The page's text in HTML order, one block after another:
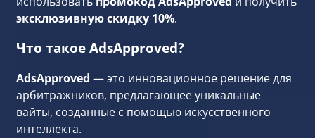
эксклюзивную скидку 10%.
Что такое AdsApproved?
AdsApproved — это инновационное решение для
арбитражников, предлагающее уникальные
вайты, созданные с помощью искусственного
интеллекта.